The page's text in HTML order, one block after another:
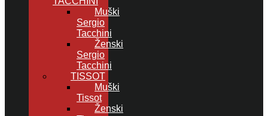
Muški
Sergio
Tacchini
Ženski
Sergio
Tacchini
TISSOT
Muški
Tissot
Ženski